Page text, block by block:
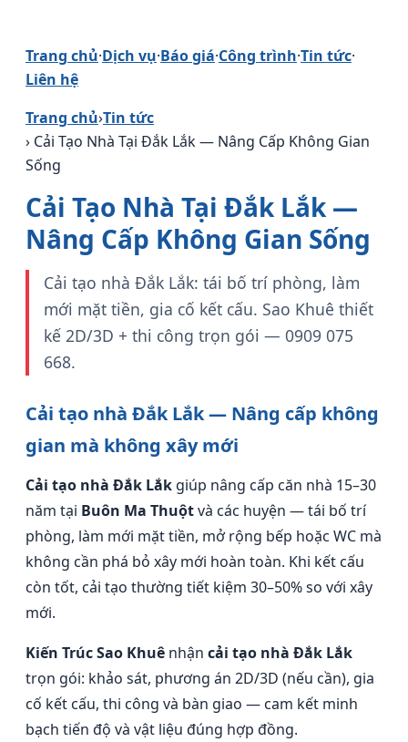
Trang chủ·Dịch vụ·Báo giá·Công trình·Tin tức·
Liên hệ
Trang chủ›Tin tức
› Cải Tạo Nhà Tại Đắk Lắk — Nâng Cấp Không Gian
Sống
Cải Tạo Nhà Tại Đắk Lắk —
Nâng Cấp Không Gian Sống
Cải tạo nhà Đắk Lắk: tái bố trí phòng, làm
mới mặt tiền, gia cố kết cấu. Sao Khuê thiết
kế 2D/3D + thi công trọn gói — 0909 075
668.
Cải tạo nhà Đắk Lắk — Nâng cấp không
gian mà không xây mới
Cải tạo nhà Đắk Lắk giúp nâng cấp căn nhà 15–30
năm tại Buôn Ma Thuộtvà các huyện — tái bố trí
phòng, làm mới mặt tiền, mở rộng bếp hoặc WC mà
không cần phá bỏ xây mới hoàn toàn. Khi kết cấu
còn tốt, cải tạo thường tiết kiệm 30–50% so với xây
mới.
Kiến Trúc Sao Khuê nhận cải tạo nhà Đắk Lắk
trọn gói: khảo sát, phương án 2D/3D (nếu cần), gia
cố kết cấu, thi công và bàn giao — cam kết minh
bạch tiến độ và vật liệu đúng hợp đồng.